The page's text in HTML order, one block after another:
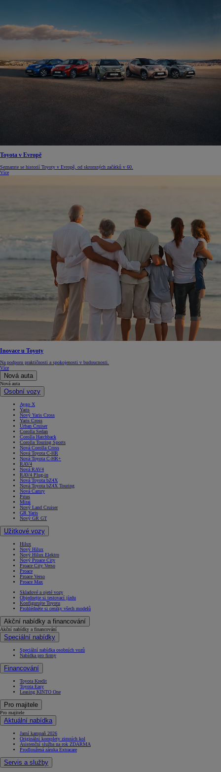
Toyota v Evropě
Seznamte se historií Toyoty v Evropě, od skromných začátků v 60.
Více
Inovace u Toyoty
Na podporu praktičnosti a spokojenosti v budoucnosti.
Více
Nová auta
Nová auta
Osobní vozy
Aygo X
Yaris
Nový Yaris Cross
Yaris Cross
Urban Cruiser
Corolla Sedan
Corolla Hatchback
Corolla Touring Sports
Nová Corolla Cross
Nová Toyota C-HR
Nová Toyota C-HR+
RAV4
Nová RAV4
RAV4 Plug-in
Nová Toyota bZ4X
Nová Toyota bZ4X Touring
Nová Camry
Prius
Mirai
Nový Land Cruiser
GR Yaris
Nový GR GT
Užitkové vozy
Hilux
Nový Hilux
Nový Hilux Elektro
Nový Proace City
Proace City Verso
Proace
Proace Verso
Proace Max
Skladové a ojeté vozy
Objednejte si testovací jízdu
Konfigurujte Toyotu
Prohlédněte si ceníky všech modelů
Akční nabídky a financování
Akční nabídky a financování
Speciální nabídky
Speciální nabídka osobních vozů
Nabídka pro firmy
Financování
Toyota Kredit
Toyota Easy
Leasing KINTO One
Pro majitele
Pro majitele
Aktuální nabídka
Jarní kampaň 2026
Originální komplety zimních kol
Asistenční služba na rok ZDARMA
Prodloužená záruka Extracare
Servis a služby